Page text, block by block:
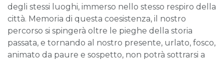
degli stessi luoghi, immerso nello stesso respiro della
città. Memoria di questa coesistenza, il nostro
percorso si spingerà oltre le pieghe della storia
passata, e tornando al nostro presente, urlato, fosco,
animato da paure e sospetto, non potrà sottrarsi a